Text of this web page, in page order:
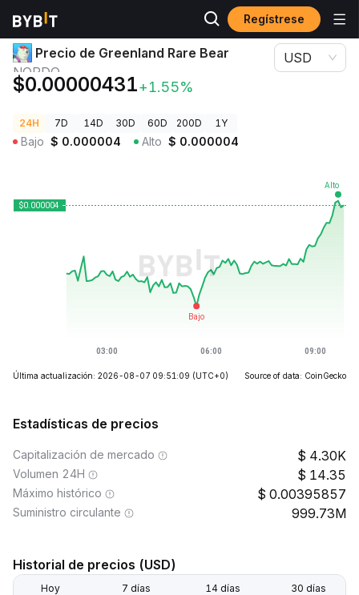
Regístrese
Precios de Criptomonedas Precio de Greenland Rare Bear NORDO
Precio de Greenland Rare Bear
NORDO
$0.00000431+1.55%
USD
24H 7D 14D 30D 60D 200D 1Y
Bajo $ 0.000004 Alto $ 0.000004
Última actualización: 2026-08-07 09:51:09 (UTC+0) Source of data: CoinGecko
Estadísticas de precios
Capitalización de mercado 4.30K
Volumen 24H 14.35
Máximo histórico 0.00395857
Suministro circulante 999.73M
Historial de precios (USD)
Hoy 7 días 14 días 30 días